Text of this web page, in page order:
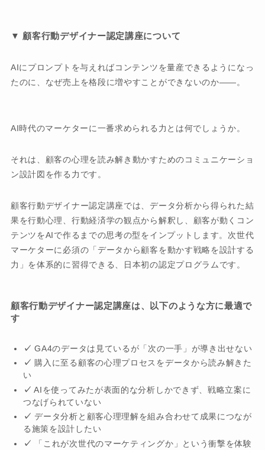
▼ 顧客行動デザイナー認定講座について
AIにプロンプトを与えればコンテンツを量産できるようになっ
たのに、なぜ売上を格段に増やすことができないのか――。
AI時代のマーケターに一番求められる力とは何でしょうか。
それは、顧客の心理を読み解き動かすためのコミュニケーショ
ン設計図を作る力です。
顧客行動デザイナー認定講座では、データ分析から得られた結
果を行動心理、行動経済学の観点から解釈し、顧客が動くコン
テンツをAIで作るまでの思考の型をインプットします。次世代
マーケターに必須の「データから顧客を動かす戦略を設計する
力」を体系的に習得できる、日本初の認定プログラムです。
顧客行動デザイナー認定講座は、以下のような方に最適で
す
✓ GA4のデータは見ているが「次の一手」が導き出せない
✓ 購入に至る顧客の心理プロセスをデータから読み解きた
い
✓ AIを使ってみたが表面的な分析しかできず、戦略立案に
つなげられていない
✓ データ分析と顧客心理理解を組み合わせて成果につなが
る施策を設計したい
✓
「これが次世代のマーケティングか」という衝撃を体験